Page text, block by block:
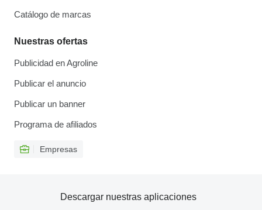
Catálogo de marcas
Nuestras ofertas
Publicidad en Agroline
Publicar el anuncio
Publicar un banner
Programa de afiliados
Empresas
Descargar nuestras aplicaciones